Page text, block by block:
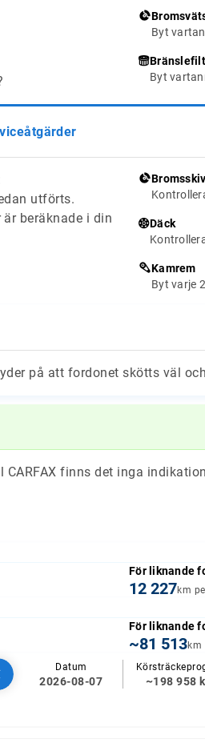
Byt
Byt
utförts.
beräknade i din
Däck
Kamrem
Byt varje
på att fordonet skötts väl
finns det inga
För liknande
12 227km
För liknande
~81 513km
Datum
2026-08-07 ~198 958